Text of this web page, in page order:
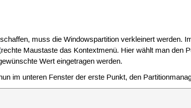
muss die Windowspartition verkleinert werden.
das Kontextmenü. Hier wählt man den
Wert eingetragen werden.
im unteren Fenster der erste Punkt, den